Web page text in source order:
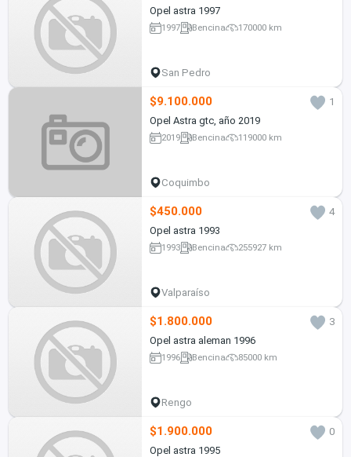
Opel astra 1997
1997 Bencina 170000 km
San Pedro
$9.100.000
1
Opel Astra gtc, año 2019
2019 Bencina 119000 km
Coquimbo
$450.000
4
Opel astra 1993
1993 Bencina 255927 km
Valparaíso
$1.800.000
3
Opel astra aleman 1996
1996 Bencina 85000 km
Rengo
$1.900.000
0
Opel astra 1995